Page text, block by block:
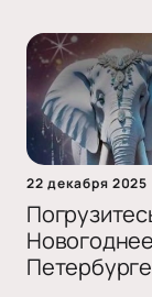
22 декабря 2025
Петербурге